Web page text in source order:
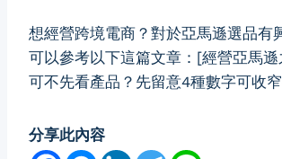
想經營跨境電商？對於亞馬遜選品有
可以參考以下這篇文章： [經營亞馬
可不先看產品？先留意4種數字可收
分享此內容